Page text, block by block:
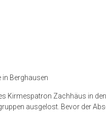
in Berghausen
Kirmespatron Zachhäus in
ausgelost. Bevor der